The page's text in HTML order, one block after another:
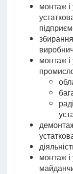
монтаж
монтаж
монтаж